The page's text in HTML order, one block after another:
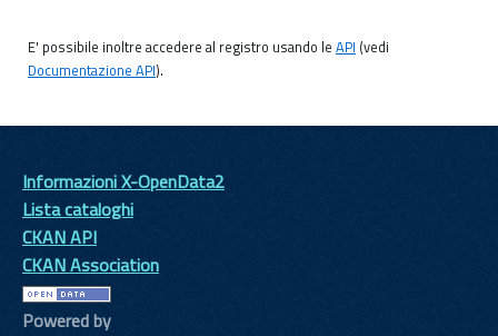
E' possibile inoltre accedere al registro usando le API (vedi
Documentazione API).
Informazioni X-OpenData2
Lista cataloghi
CKAN API
CKAN Association
Powered by